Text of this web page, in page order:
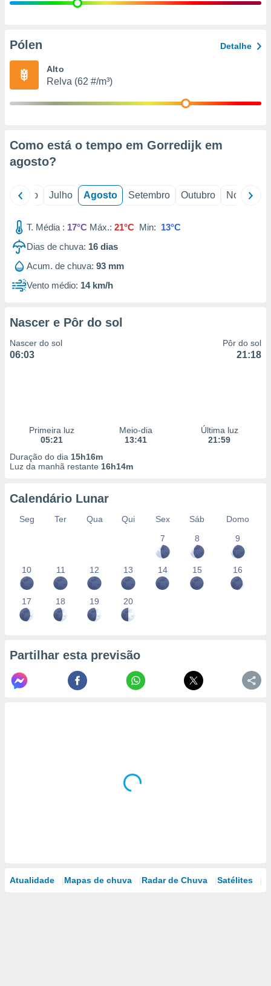
e
de
Pólen Detalhe
Alto
Relva (62 #/m³)
Como está o tempo em Gorredijk em
agosto?
Junho Julho Agosto Setembro Outubro Novembro
T. Média : 17°C Máx.: 21°C Min: 13°C
Dias de chuva: 16 dias
Acum. de chuva: 93 mm
Vento médio: 14 km/h
Nascer e Pôr do sol
Nascer do sol
06:03
Pôr do sol
21:18
Primeira luz
05:21
Meio-dia
13:41
Última luz
21:59
Duração do dia 15h16m
Luz da manhã restante 16h14m
Calendário Lunar
Seg Ter Qua Qui Sex Sáb
Domo
7
8 9
10 11 12 13 14 15 16
17 18 19 20
Partilhar esta previsão
Atualidade Mapas de chuva Radar de Chuva Satélites